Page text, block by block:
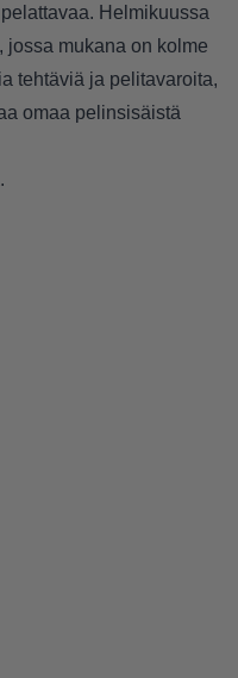
Helmikuussa
jossa mukana on kolme
tehtäviä ja pelitavaroita,
omaa pelinsisäistä